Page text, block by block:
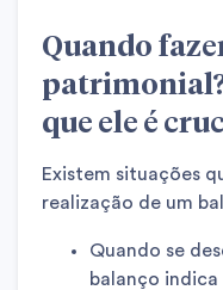
Quando
que ele é
Existem situações
realização de um
Quando se
balanço